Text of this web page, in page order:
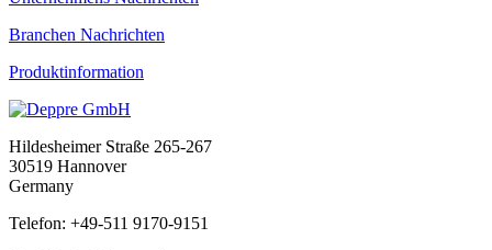
Branchen Nachrichten
Produktinformation
Hildesheimer Straße 265-267
30519 Hannover
Germany
Telefon: +49-511 9170-9151